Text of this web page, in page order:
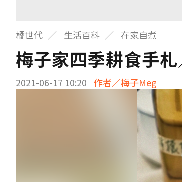
橘世代 生活百科 在家自煮
梅子家四季耕食手
2021-06-17 10:20 作者／梅子Meg